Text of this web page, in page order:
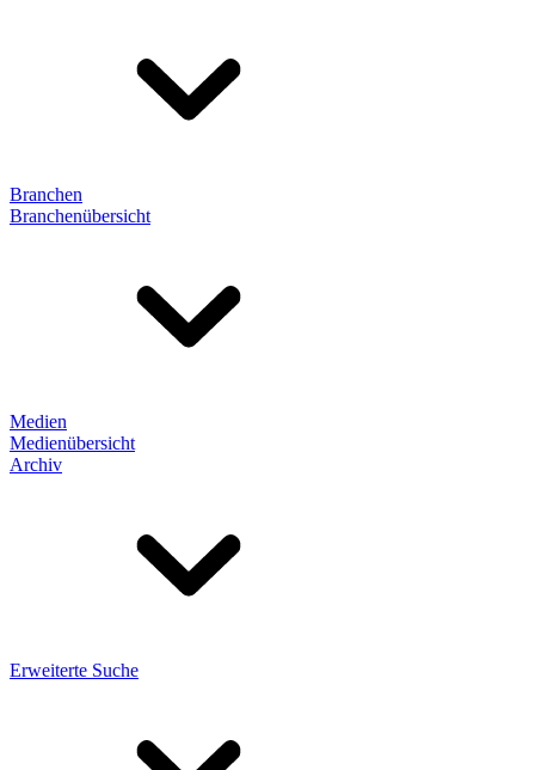
Branchen
Branchenübersicht
Medien
Medienübersicht
Archiv
Erweiterte Suche